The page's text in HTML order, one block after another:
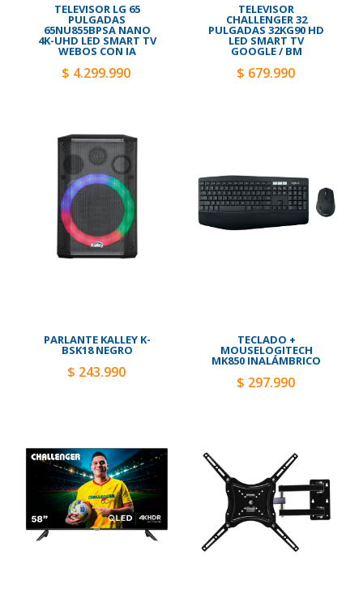
TELEVISOR LG 65
PULGADAS
65NU855BPSA NANO
4K-UHD LED SMART TV
WEBOS CON IA
$ 4.299.990
TELEVISOR
CHALLENGER 32
PULGADAS 32KG90 HD
LED SMART TV
GOOGLE / BM
$ 679.990
PARLANTE KALLEY K-
BSK18 NEGRO
$ 243.990
TECLADO +
MOUSELOGITECH
MK850 INALÁMBRICO
$ 297.990